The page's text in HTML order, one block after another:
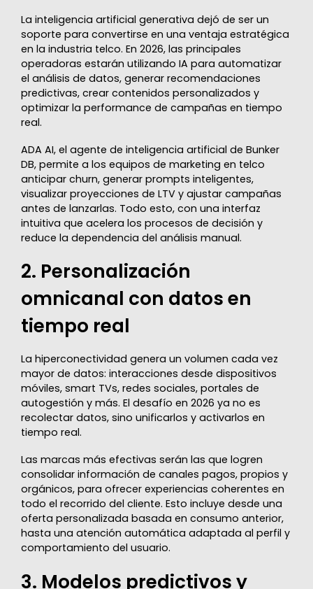
La inteligencia artificial generativa dejó de ser un
soporte para convertirse en una ventaja estratégica
en la industria telco. En 2026, las principales
operadoras estarán utilizando IA para automatizar
el análisis de datos, generar recomendaciones
predictivas, crear contenidos personalizados y
optimizar la performance de campañas en tiempo
real.
ADA AI, el agente de inteligencia artificial de Bunker
DB, permite a los equipos de marketing en telco
anticipar churn, generar prompts inteligentes,
visualizar proyecciones de LTV y ajustar campañas
antes de lanzarlas. Todo esto, con una interfaz
intuitiva que acelera los procesos de decisión y
reduce la dependencia del análisis manual.
2. Personalización
omnicanal con datos en
tiempo real
La hiperconectividad genera un volumen cada vez
mayor de datos: interacciones desde dispositivos
móviles, smart TVs, redes sociales, portales de
autogestión y más. El desafío en 2026 ya no es
recolectar datos, sino unificarlos y activarlos en
tiempo real.
Las marcas más efectivas serán las que logren
consolidar información de canales pagos, propios y
orgánicos, para ofrecer experiencias coherentes en
todo el recorrido del cliente. Esto incluye desde una
oferta personalizada basada en consumo anterior,
hasta una atención automática adaptada al perfil y
comportamiento del usuario.
3. Modelos predictivos y